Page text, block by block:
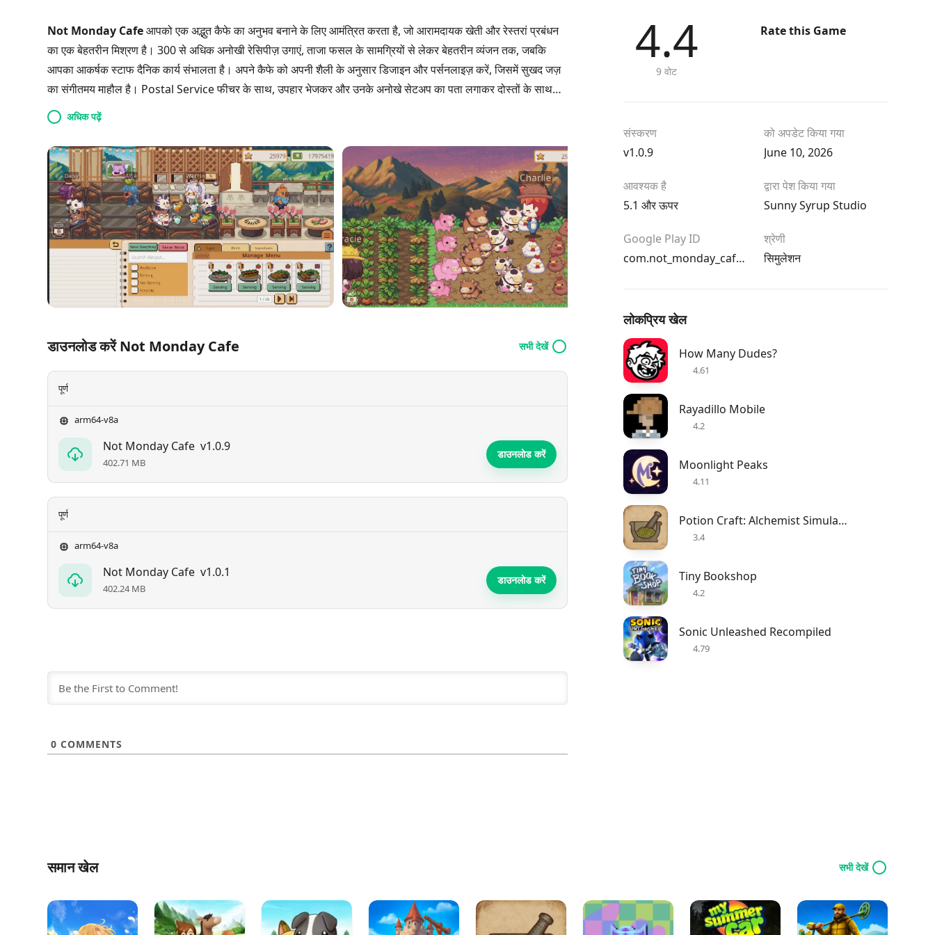
Not Monday Cafeआपको एक अद्भुत कैफे का अनुभव बनाने के लिए आमंत्रित करता है, जो आरामदायक खेती और रेस्तरां प्रबंधन
का एक बेहतरीन मिश्रण है। 300 से अधिक अनोखी रेसिपीज़ उगाएं, ताजा फसल के सामग्रियों से लेकर बेहतरीन व्यंजन तक, जबकि
आपका आकर्षक स्टाफ दैनिक कार्य संभालता है। अपने कैफे को अपनी शैली के अनुसार डिजाइन और पर्सनलाइज़ करें, जिसमें सुखद जज़
का संगीतमय माहौल है। Postal Service फीचर के साथ, उपहार भेजकर और उनके अनोखे सेटअप का पता लगाकर दोस्तों के साथ
जुड़ें, जिससे सामुदायिक भावना बढ़ती है। इस खूबसूरत दुनिया में कूदें, जहां हर दिन एक सुखद भागदौड़ से दूर भागने का मौका हो सकता
है। क्या आप जादू बनाने और अपने सपनों का कैफे बनाने के लिए तैयार हैं?
अधिक पढ़ें
डाउनलोड करें Not Monday Cafe सभी देखें
पूर्ण
arm64-v8a
Not Monday Cafe v1.0.9
402.71 MB
डाउनलोड करें
पूर्ण
arm64-v8a
Not Monday Cafe v1.0.1
402.24 MB
डाउनलोड करें
0 COMMENTS
4.4
9 वोट
Rate this Game
संस्करण
v1.0.9
को अपडेट किया गया
June 10, 2026
आवश्यक है
5.1 और ऊपर
द्वारा पेश किया गया
Sunny Syrup Studio
Google Play ID
com.not_monday_cafe_premium2.android
श्रेणी
सिमुलेशन
लोकप्रिय खेल
How Many Dudes?
4.61
Rayadillo Mobile
4.2
Moonlight Peaks
4.11
Potion Craft: Alchemist Simulator
3.4
Tiny Bookshop
4.2
Sonic Unleashed Recompiled
4.79
समान खेल सभी देखें